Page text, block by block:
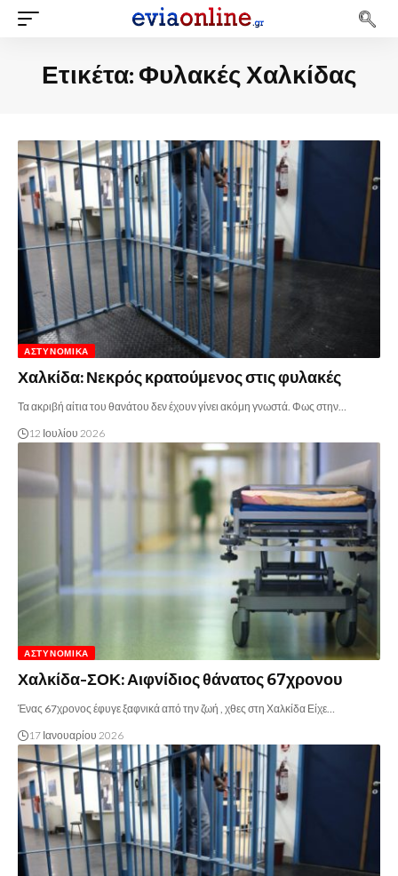
Ετικέτα:Φυλακές Χαλκίδας
ΑΣΤΥΝΟΜΙΚΆ
Χαλκίδα: Νεκρός κρατούμενος στις φυλακές
Τα ακριβή αίτια του θανάτου δεν έχουν γίνει ακόμη γνωστά. Φως στην…
12 Ιουλίου 2026
ΑΣΤΥΝΟΜΙΚΆ
Χαλκίδα-ΣΟΚ: Αιφνίδιος θάνατος 67χρονου
Ένας 67χρονος έφυγε ξαφνικά από την ζωή , χθες στη Χαλκίδα Είχε…
17 Ιανουαρίου 2026